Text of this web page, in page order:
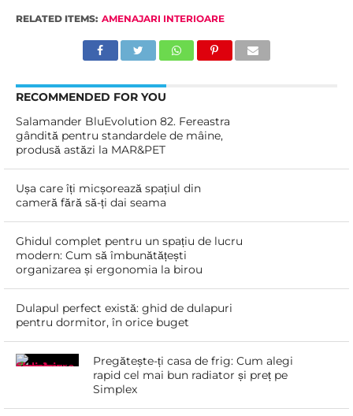
RELATED ITEMS: AMENAJARI INTERIOARE
RECOMMENDED FOR YOU
Salamander BluEvolution 82. Fereastra
gândită pentru standardele de mâine,
produsă astăzi la MAR&PET
Ușa care îți micșorează spațiul din
cameră fără să-ți dai seama
Ghidul complet pentru un spațiu de lucru
modern: Cum să îmbunătățești
organizarea și ergonomia la birou
Dulapul perfect există: ghid de dulapuri
pentru dormitor, în orice buget
Pregătește-ți casa de frig: Cum alegi
rapid cel mai bun radiator și preț pe
Simplex